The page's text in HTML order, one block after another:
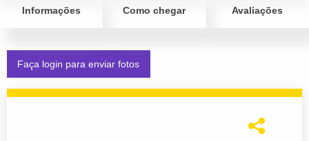
Informações Como chegar Avaliações
Faça login para enviar fotos